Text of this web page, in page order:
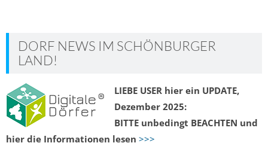
DORF NEWS IM SCHÖNBURGER
LAND!
LIEBE USER hier ein UPDATE,
Dezember 2025:
BITTE unbedingt BEACHTEN und
hier die Informationen lesen >>>